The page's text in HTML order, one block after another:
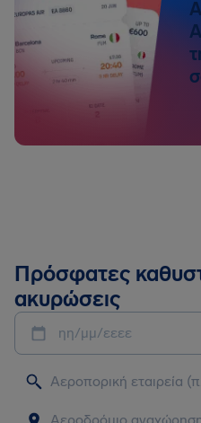
Πρόσφατες
ακυρώσεις
ηη/μμ/εεεε